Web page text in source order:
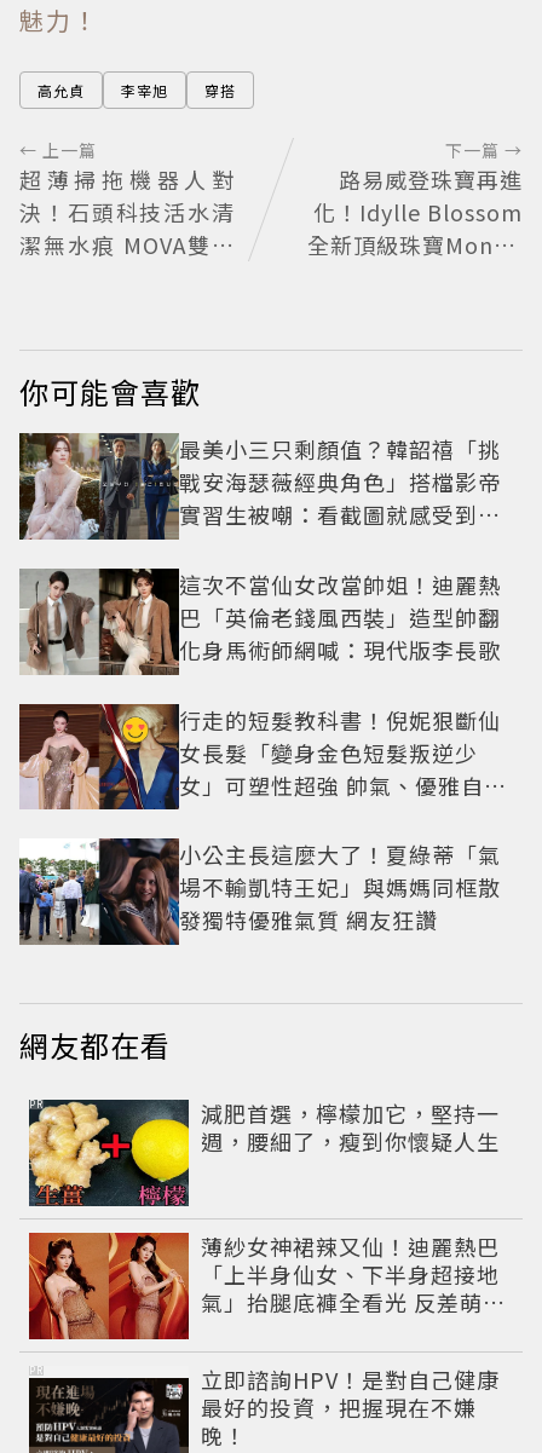
魅力！
高允貞 李宰旭 穿搭
← 上一篇
超薄掃拖機器人對
決！石頭科技活水清
潔無水痕 MOVA雙機
下一篇 →
路易威登珠寶再進
化！Idylle Blossom
全新頂級珠寶Monog
你可能會喜歡
最美小三只剩顏值？韓韶禧「挑
戰安海瑟薇經典角色」搭檔影帝
實習生被嘲：看截圖就感受到演
這次不當仙女改當帥姐！迪麗熱
巴「英倫老錢風西裝」造型帥翻
化身馬術師網喊：現代版李長歌
行走的短髮教科書！倪妮狠斷仙
女長髮「變身金色短髮叛逆少
女」可塑性超強 帥氣、優雅自由
小公主長這麼大了！夏綠蒂「氣
場不輸凱特王妃」與媽媽同框散
發獨特優雅氣質 網友狂讚
網友都在看
減肥首選，檸檬加它，堅持一
週，腰細了，瘦到你懷疑人生
PR
薄紗女神裙辣又仙！迪麗熱巴
「上半身仙女、下半身超接地
氣」抬腿底褲全看光 反差萌穿
立即諮詢HPV！是對自己健康
最好的投資，把握現在不嫌
晚！
PR